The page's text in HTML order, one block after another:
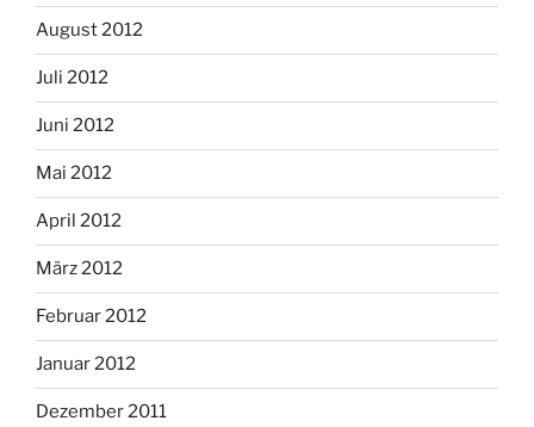
August 2012
Juli 2012
Juni 2012
Mai 2012
April 2012
März 2012
Februar 2012
Januar 2012
Dezember 2011